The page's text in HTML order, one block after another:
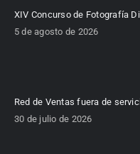
XIV Concurso de Fotografía
5 de agosto de 2026
Red de Ventas fuera de
30 de julio de 2026